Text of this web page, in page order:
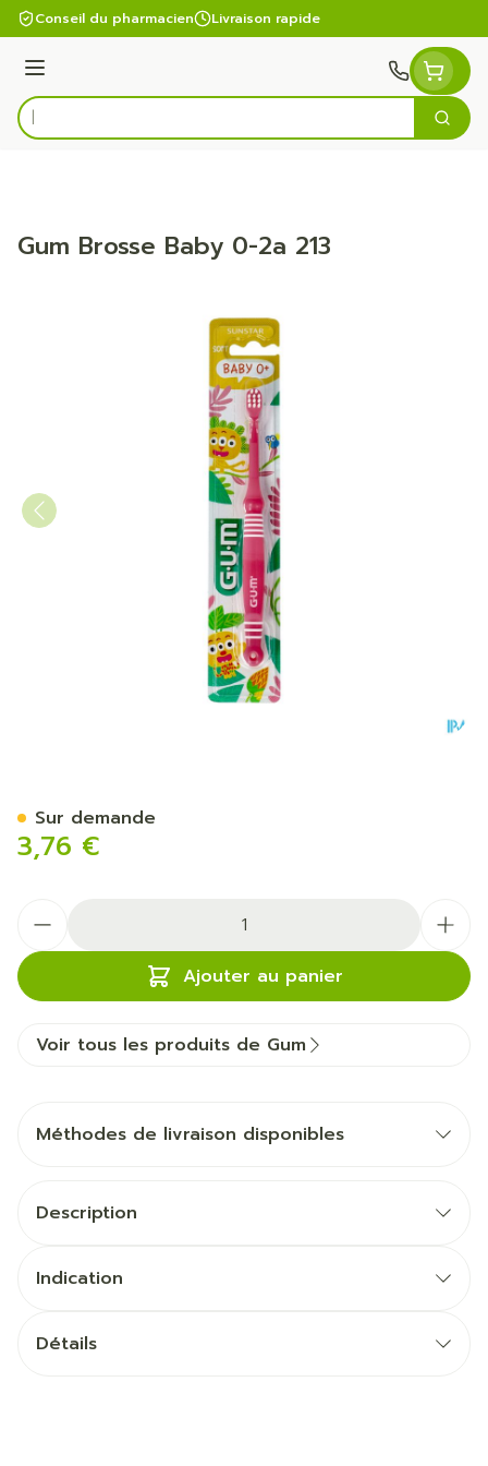
Aller au contenu
Conseil du pharmacien Livraison rapide
Menu
Rechercher
Gum Brosse Baby 0-2a 213
3,76 €
Ajouter au panier
Sur demande
Voir tous les produits de Gum
Méthodes de livraison disponibles
Description
Indication
Détails